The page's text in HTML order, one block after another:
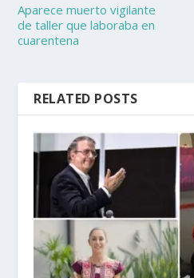
Aparece muerto vigilante
de taller que laboraba en
cuarentena
RELATED POSTS